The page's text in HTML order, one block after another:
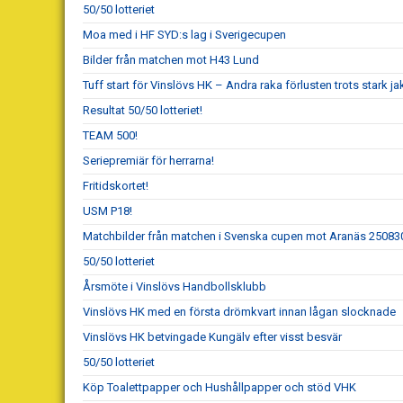
50/50 lotteriet
Moa med i HF SYD:s lag i Sverigecupen
Bilder från matchen mot H43 Lund
Tuff start för Vinslövs HK – Andra raka förlusten trots stark
Resultat 50/50 lotteriet!
TEAM 500!
Seriepremiär för herrarna!
Fritidskortet!
USM P18!
Matchbilder från matchen i Svenska cupen mot Aranäs
50/50 lotteriet
Årsmöte i Vinslövs Handbollsklubb
Vinslövs HK med en första drömkvart innan lågan slocknade
Vinslövs HK betvingade Kungälv efter visst besvär
50/50 lotteriet
Köp Toalettpapper och Hushållpapper och stöd VHK